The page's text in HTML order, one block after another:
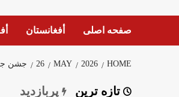
صفحه اصلی أفغانستان
HOME
2026
MAY
26 جشن
تازه ترین پربازدید